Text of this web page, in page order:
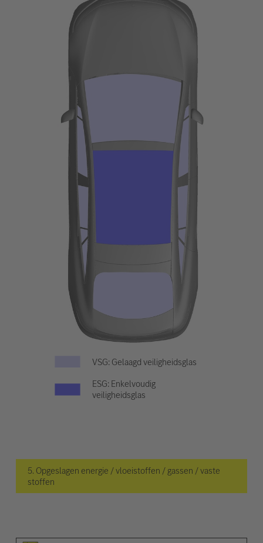
VSG: Gelaagd veiligheidsglas
ESG: Enkelvoudig
veiligheidsglas
5. Opgeslagen energie / vloeistoffen / gassen / vaste
stoffen